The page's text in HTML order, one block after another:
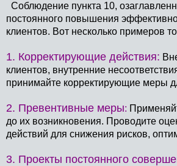
Соблюдение пункта 10,
постоянного повышения
клиентов. Вот несколько примеров
1. Корректирующие действия:
клиентов, внутренние
принимайте корректирующие меры
2. Превентивные меры:
до их возникновения. Проводите
действий для снижения рисков,
3. Проекты постоянного